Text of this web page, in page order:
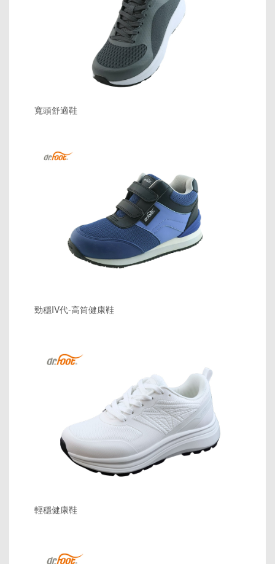
寬頭舒適鞋
勁穩IV代-高筒健康鞋
輕穩健康鞋